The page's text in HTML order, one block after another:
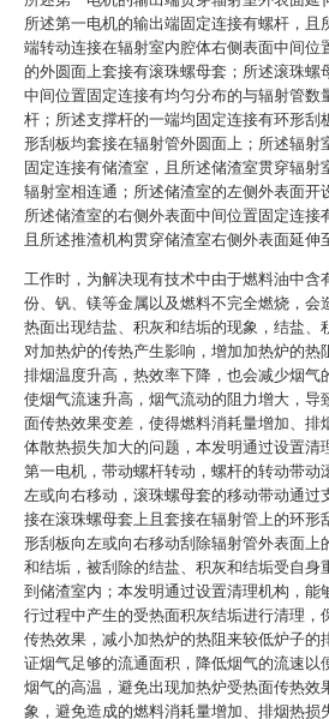
所述第一电机的输出端固定连接有螺杆，且
端转动连接在辐射室内腔体右侧表面中间位
的外圆面上套接有滚珠螺母套；所述滚珠螺
中间位置固定连接有均匀分布的与辐射管数
杆；所述支撑杆的一端均固定连接有环形刮
形刮板均套接在辐射管外圆面上；所述辐射
固定连接有储渣室，且所述储渣室贯穿辐射
辐射室相连通；所述储渣室的左侧外表面开
所述储渣室的右侧外表面中间位置固定连接
且所述推渣机构贯穿储渣室右侧外表面延伸
工作时，为解决现有技术中由于燃料油中含
份、钒、镁等金属以及燃料不完全燃烧，会
热面出现结盐、积灰和结垢的现象，结盐、
对加热炉的传热产生影响，增加加热炉的热
排烟温度升高，热效率下降，也会减少烟气
使烟气流速升高，烟气流动的阻力增大，导
面传热效果变差，使得燃料消耗量增加、排
体散热损失加大的问题，本发明通过设置清
第一电机，带动螺杆转动，螺杆的转动带动
左或向右移动，滚珠螺母套的移动带动通过
接在滚珠螺母套上且套接在辐射管上的环形
形刮板向左或向右移动刮除辐射管外表面上
和结垢，被刮除的结盐、积灰和结垢受自身
到储渣室内；本发明通过设置清理机构，能
行过程中产生的受热面积灰结垢进行清理，
传热效果，减小加热炉的热阻来较低炉子的
证烟气足够的流通面积，降低烟气的流速以
烟气的高温，避免出现加热炉受热面传热效
象，避免造成的燃料消耗量增加、排烟热损